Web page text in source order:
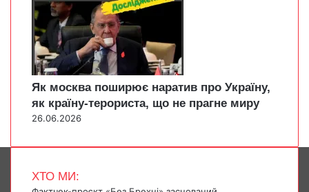
Як москва поширює наратив про Україну,
як країну-терориста, що не прагне миру
26.06.2026
ХТО МИ: